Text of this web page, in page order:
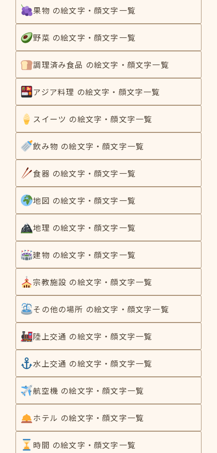
果物 の絵文字・顔文字一覧
野菜 の絵文字・顔文字一覧
調理済み食品 の絵文字・顔文字一覧
アジア料理 の絵文字・顔文字一覧
スイーツ の絵文字・顔文字一覧
飲み物 の絵文字・顔文字一覧
食器 の絵文字・顔文字一覧
地図 の絵文字・顔文字一覧
地理 の絵文字・顔文字一覧
建物 の絵文字・顔文字一覧
宗教施設 の絵文字・顔文字一覧
その他の場所 の絵文字・顔文字一覧
陸上交通 の絵文字・顔文字一覧
水上交通 の絵文字・顔文字一覧
航空機 の絵文字・顔文字一覧
ホテル の絵文字・顔文字一覧
時間 の絵文字・顔文字一覧